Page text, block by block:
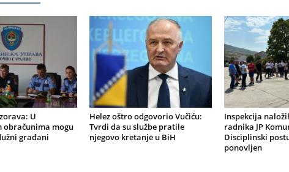
U
mogu
građani
Helez oštro odgovorio Vučiću:
Tvrdi da su službe pratile
njegovo kretanje u BiH
Inspekcija
radnika JP
Disciplinski
ponovljen